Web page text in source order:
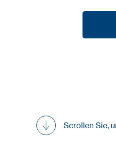
Scrollen Sie,